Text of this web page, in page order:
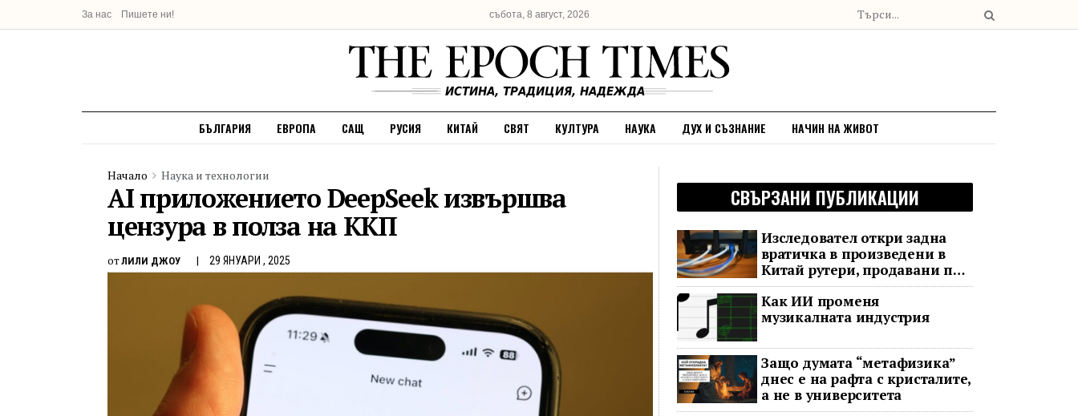
За нас Пишете ни! събота, 8 август, 2026
БЪЛГАРИЯ ЕВРОПА САЩ РУСИЯ КИТАЙ СВЯТ КУЛТУРА НАУКА ДУХ И СЪЗНАНИЕ НАЧИН НА ЖИВОТ
Начало Наука и технологии
AI приложението DeepSeek извършва
цензура в полза на ККП
отЛИЛИ ДЖОУ 29 ЯНУАРИ , 2025
СВЪРЗАНИ ПУБЛИКАЦИИ
Изследовател откри задна
вратичка в произведени в
Китай рутери, продавани по
целия свят
Как ИИ променя
музикалната индустрия
Защо думата “метафизика”
днес е на рафта с кристалите,
а не в университета